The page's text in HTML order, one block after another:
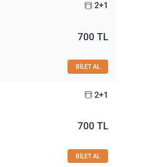
2+1
700 TL
BİLET AL
2+1
700 TL
BİLET AL